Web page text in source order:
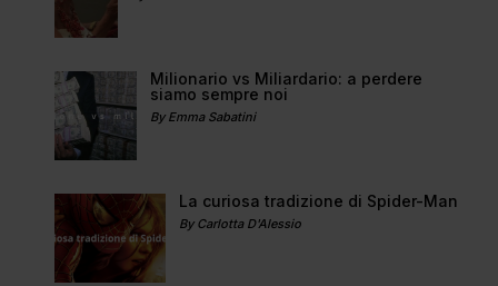
Milionario vs Miliardario: a perdere
siamo sempre noi
By Emma Sabatini
La curiosa tradizione di Spider-Man
By Carlotta D'Alessio